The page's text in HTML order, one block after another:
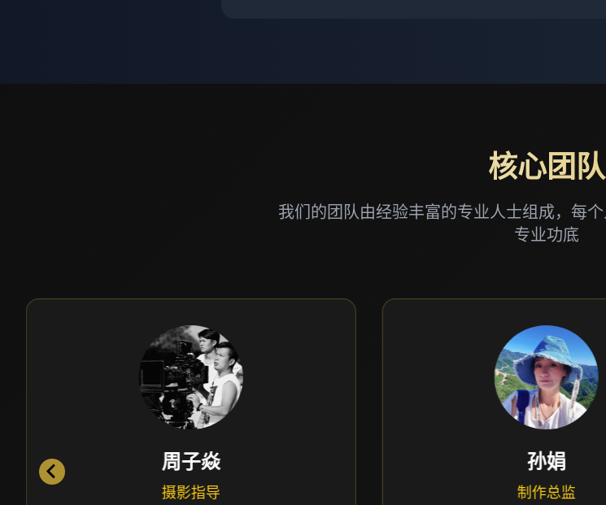
核心团队
我们的团队由经验丰富的专业人士组成，每
专业功底
孙娟
制作总监
黄娟
资深编剧